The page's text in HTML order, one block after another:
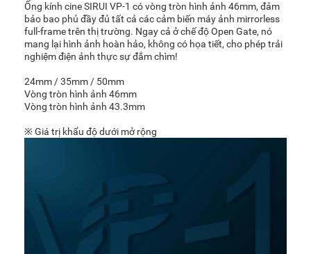
Ống kính cine SIRUI VP-1 có vòng tròn hình ảnh 46mm, đảm
bảo bao phủ đầy đủ tất cả các cảm biến máy ảnh mirrorless
full-frame trên thị trường. Ngay cả ở chế độ Open Gate, nó
mang lại hình ảnh hoàn hảo, không có họa tiết, cho phép trải
nghiệm điện ảnh thực sự đắm chìm!
24mm / 35mm / 50mm
Vòng tròn hình ảnh 46mm
Vòng tròn hình ảnh 43.3mm
※ Giá trị khẩu độ dưới mở rộng